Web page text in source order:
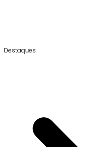
Destaques